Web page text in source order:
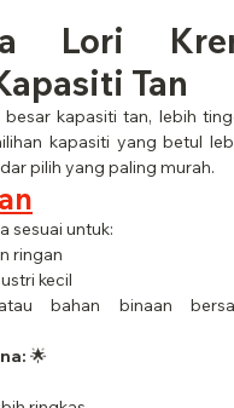
Lori
Tan
besar kapasiti tan, lebih
kapasiti yang betul
pilih yang paling murah.
sesuai untuk:
ringan
kecil
bahan binaan
🌟